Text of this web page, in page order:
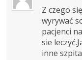
Z czego
wyrywać
pacjenci
sie
inne